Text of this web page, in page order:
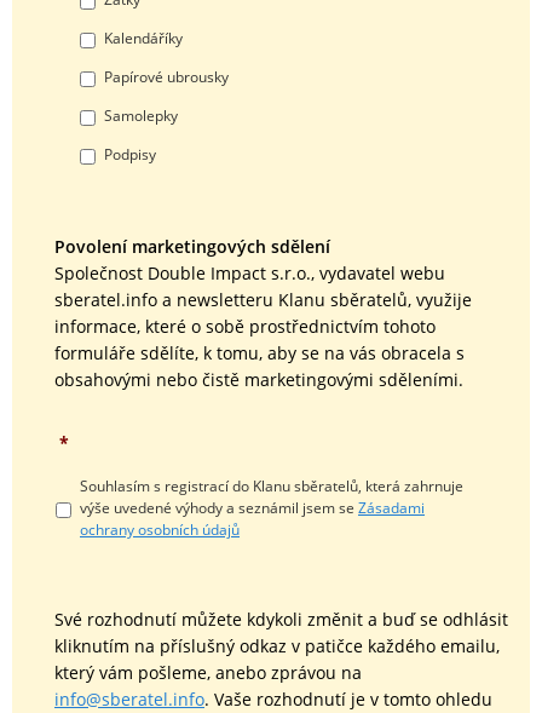
Kalendáříky
Papírové ubrousky
Samolepky
Podpisy
Povolení marketingových sdělení
Společnost Double Impact s.r.o., vydavatel webu
sberatel.info a newsletteru Klanu sběratelů, využije
informace, které o sobě prostřednictvím tohoto
formuláře sdělíte, k tomu, aby se na vás obracela s
obsahovými nebo čistě marketingovými sděleními.
*
Souhlasím s registrací do Klanu sběratelů, která zahrnuje
výše uvedené výhody a seznámil jsem se Zásadami
ochrany osobních údajů
Své rozhodnutí můžete kdykoli změnit a buď se odhlásit
kliknutím na příslušný odkaz v patičce každého emailu,
který vám pošleme, anebo zprávou na
info@sberatel.info. Vaše rozhodnutí je v tomto ohledu